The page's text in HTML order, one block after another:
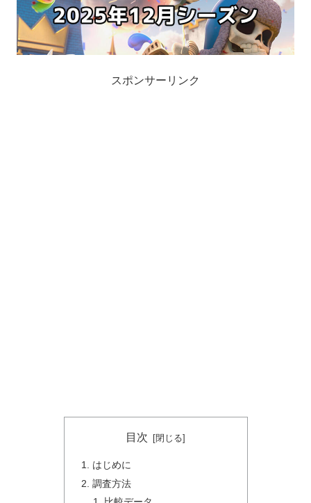
スポンサーリンク
目次
はじめに
調査方法